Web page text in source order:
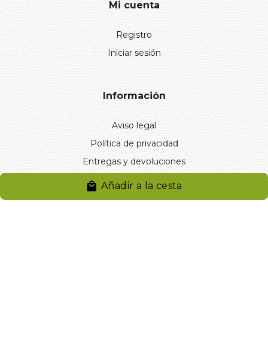
Añadir a la cesta
Mi cuenta
Registro
Iniciar sesión
Información
Aviso legal
Política de privacidad
Entregas y devoluciones
Desistimiento
Desistimiento de compra